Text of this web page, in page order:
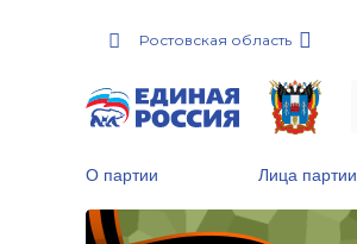
Ростовская область
О партии Лица партии